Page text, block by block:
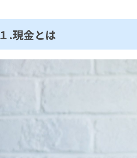
１.現金とは